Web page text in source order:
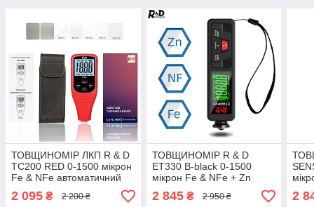
ТОВЩИНОМІР ЛКП R & D
TC200 RED 0-1500 мікрон
Fe & NFe автоматичний
тесторі фарби
автомобільний
2 095 ₴ 2 200 ₴
ТОВЩИНОМІР R & D
ET330 B-black 0-1500
мікрон Fe & NFe + Zn
автоматичний тесторі
фарби автомобільний
2 845₴ 2 950 ₴ 2